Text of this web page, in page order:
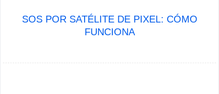
SOS POR SATÉLITE DE PIXEL: CÓMO
FUNCIONA